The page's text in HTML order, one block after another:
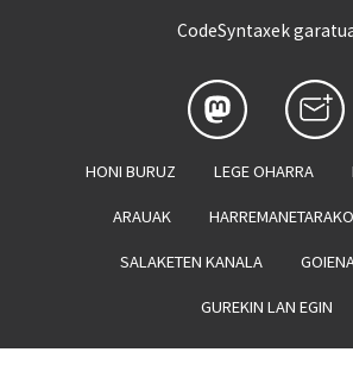
CodeSyntaxek
HONI BURUZ LEGE OHARRA
ARAUAK HARREMANETARAKO
SALAKETEN KANALA
GUREKIN LAN EGIN